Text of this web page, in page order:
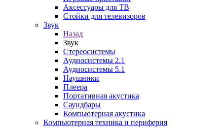
Аксессуары для ТВ
Стойки для телевизоров
Звук
Назад
Звук
Стереосистемы
Аудиосистемы 2.1
Аудиосистемы 5.1
Наушники
Плеера
Портативная акустика
Саундбары
Компьютерная акустика
Компьютерная техника и периферия